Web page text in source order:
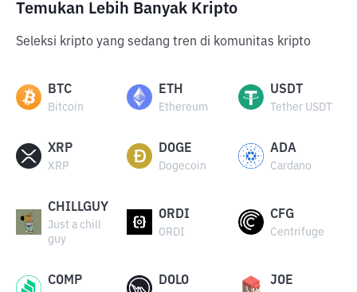
Temukan Lebih Banyak Kripto
Seleksi kripto yang sedang tren di komunitas kripto
BTC
Bitcoin
ETH
Ethereum
USDT
Tether USDT
XRP
XRP
DOGE
Dogecoin
ADA
Cardano
CHILLGUY
Just a chill
guy
ORDI
ORDI
CFG
Centrifuge
COMP DOLO JOE